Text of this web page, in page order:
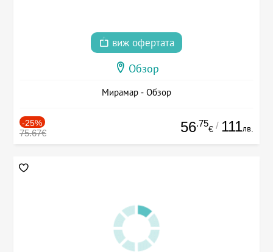
виж офертата
Обзор
Мирамар - Обзор
-25%
75.67€ 56.75
€ / 111лв.